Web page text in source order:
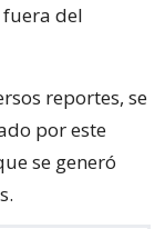
del
reportes, se
por este
se generó